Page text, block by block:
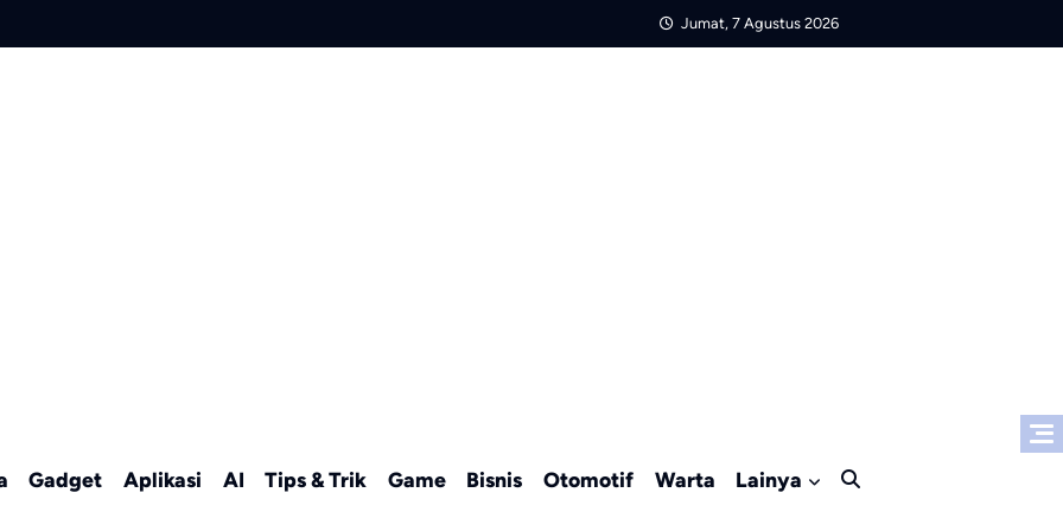
Jumat, 7 Agustus 2026
Gadget Aplikasi AI Tips & Trik Game Bisnis Otomotif Warta Lainya